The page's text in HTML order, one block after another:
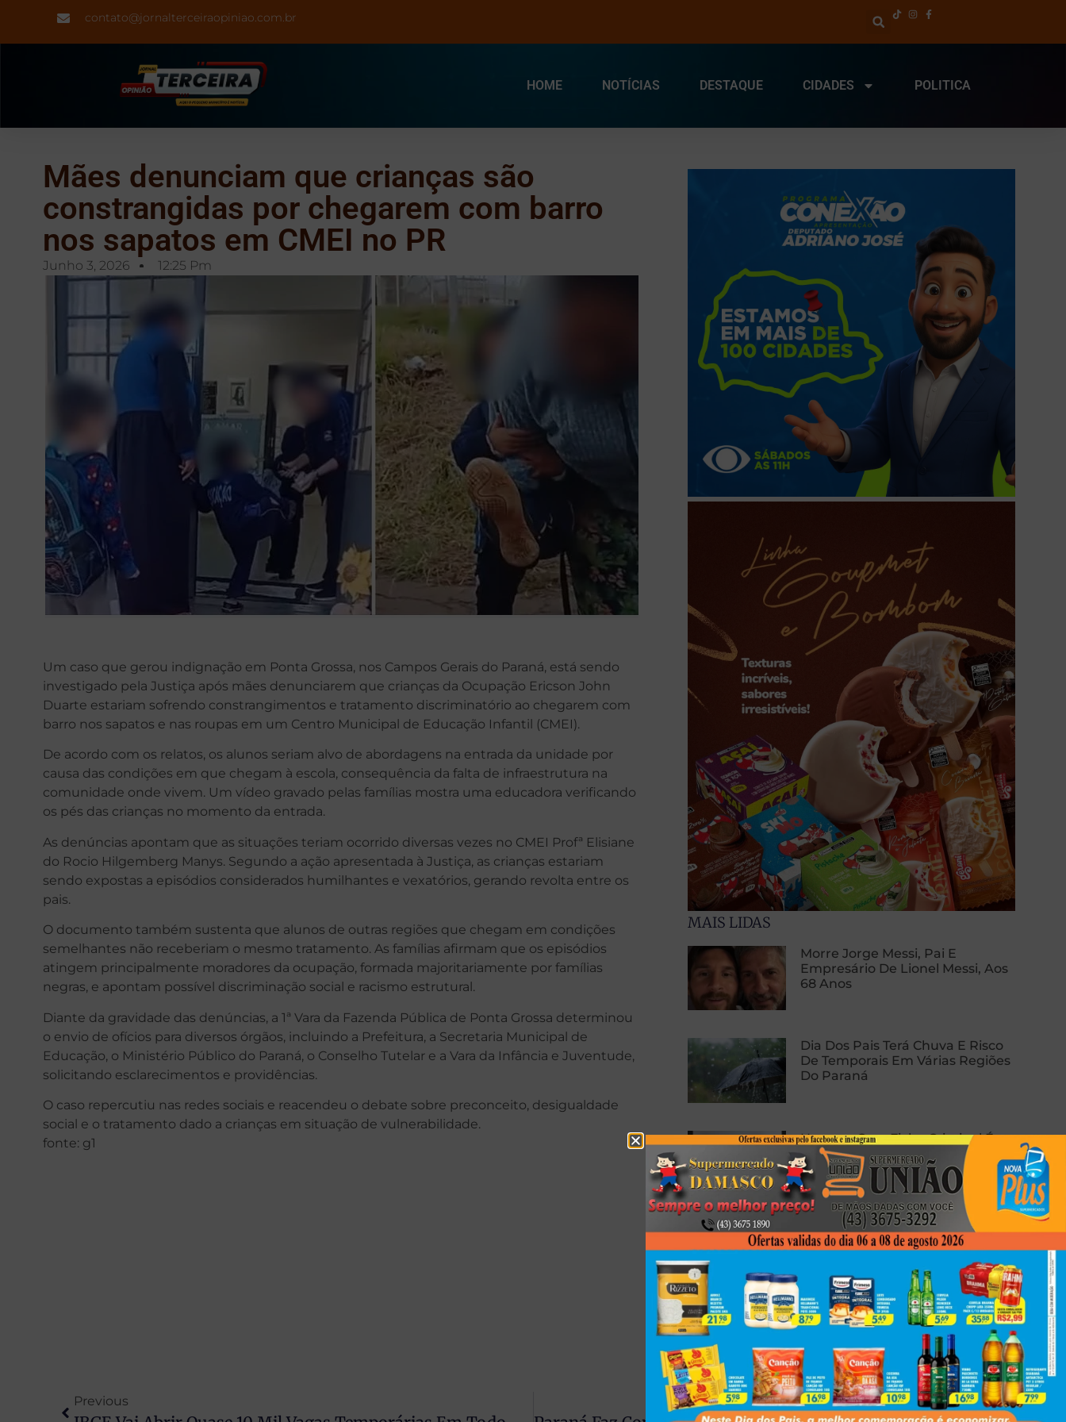
contato@jornalterceiraopiniao.com.br
HOME NOTÍCIAS DESTAQUE CIDADES POLITICA
Mães denunciam que crianças são
constrangidas por chegarem com barro
nos sapatos em CMEI no PR
Junho 3, 2026 12:25 Pm
Um caso que gerou indignação em Ponta Grossa, nos Campos Gerais do Paraná, está sendo
investigado pela Justiça após mães denunciarem que crianças da Ocupação Ericson John
Duarte estariam sofrendo constrangimentos e tratamento discriminatório ao chegarem com
barro nos sapatos e nas roupas em um Centro Municipal de Educação Infantil (CMEI).
De acordo com os relatos, os alunos seriam alvo de abordagens na entrada da unidade por
causa das condições em que chegam à escola, consequência da falta de infraestrutura na
comunidade onde vivem. Um vídeo gravado pelas famílias mostra uma educadora verificando
os pés das crianças no momento da entrada.
As denúncias apontam que as situações teriam ocorrido diversas vezes no CMEI Profª Elisiane
do Rocio Hilgemberg Manys. Segundo a ação apresentada à Justiça, as crianças estariam
sendo expostas a episódios considerados humilhantes e vexatórios, gerando revolta entre os
pais.
O documento também sustenta que alunos de outras regiões que chegam em condições
semelhantes não receberiam o mesmo tratamento. As famílias afirmam que os episódios
atingem principalmente moradores da ocupação, formada majoritariamente por famílias
negras, e apontam possível discriminação social e racismo estrutural.
Diante da gravidade das denúncias, a 1ª Vara da Fazenda Pública de Ponta Grossa determinou
o envio de ofícios para diversos órgãos, incluindo a Prefeitura, a Secretaria Municipal de
Educação, o Ministério Público do Paraná, o Conselho Tutelar e a Vara da Infância e Juventude,
solicitando esclarecimentos e providências.
O caso repercutiu nas redes sociais e reacendeu o debate sobre preconceito, desigualdade
social e o tratamento dado a crianças em situação de vulnerabilidade.
fonte: g1
MAIS LIDAS
Morre Jorge Messi, Pai E
Empresário De Lionel Messi, Aos
68 Anos
Dia Dos Pais Terá Chuva E Risco
De Temporais Em Várias Regiões
Do Paraná
Homem Com Ficha Criminal É
Preso Com Revólver Carregado
Em Presidente Prudente
Carro E Caminhão Batem Na PR-
463, Em Colorado, E Motorista
Previous Next